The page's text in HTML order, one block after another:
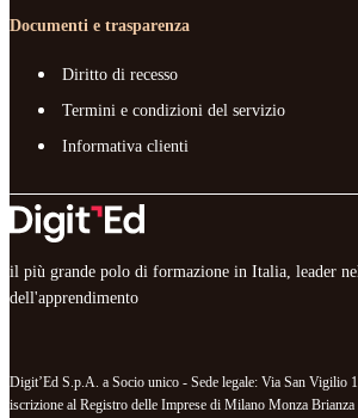
Documenti e trasparenza
Diritto di recesso
Termini e condizioni del servizio
Informativa clienti
il più grande polo di formazione in Italia, leader
dell'apprendimento
Digit’Ed S.p.A. a Socio unico - Sede legale: Via San Vigilio
iscrizione al Registro delle Imprese di Milano Monza